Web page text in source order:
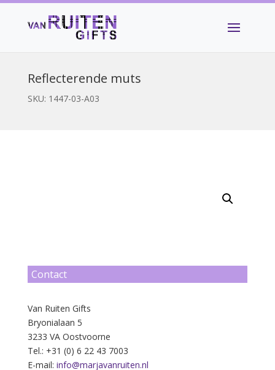
Reflecterende muts
SKU: 1447-03-A03
Contact
Van Ruiten Gifts
Bryonialaan 5
3233 VA Oostvoorne
Tel.: +31 (0) 6 22 43 7003
E-mail: info@marjavanruiten.nl